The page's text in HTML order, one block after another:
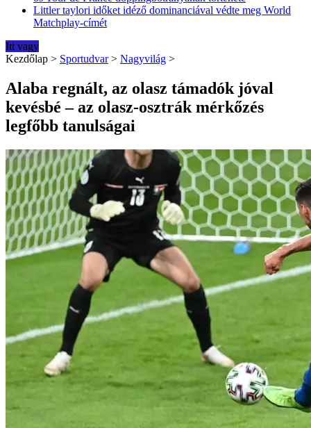
Littler taylori időket idéző dominanciával védte meg World
Matchplay-címét
Itt vagy
Kezdőlap > Sportudvar > Nagyvilág >
Alaba regnált, az olasz támadók jóval
kevésbé – az olasz-osztrák mérkőzés
legfőbb tanulságai